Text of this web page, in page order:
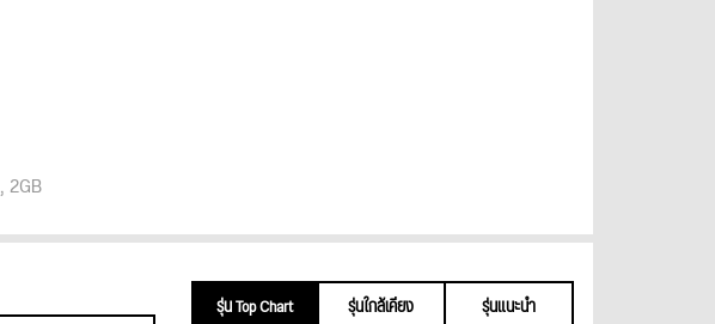
2GB
รุ่น Top Chart รุ่นใกล้เคียง
รุ่นแนะนำ